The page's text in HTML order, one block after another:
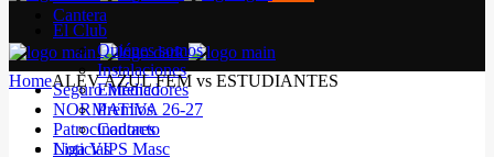
Cantera
Seguro Médico
NORMATIVA 26-27
Patrocinadores
Noticias
El Club
Quiénes somos
Instalaciones
Entrenadores
Premios
Contacto
Liga VIPS Masc
HomeALEV AZUL FEM vs ESTUDIANTES